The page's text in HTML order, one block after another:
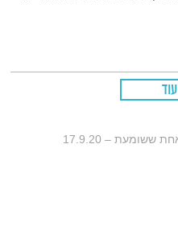
ששומעת – 17.9.20